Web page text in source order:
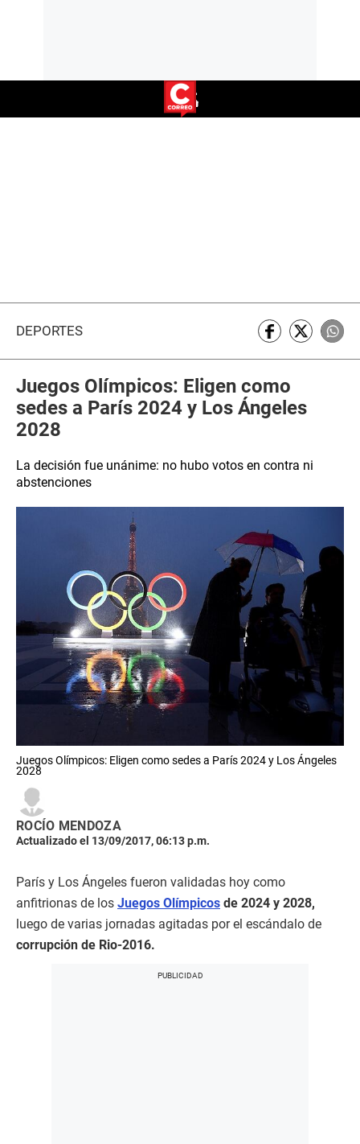
DEPORTES
Juegos Olímpicos: Eligen como
sedes a París 2024 y Los Ángeles
2028
La decisión fue unánime: no hubo votos en contra ni
abstenciones
Juegos Olímpicos: Eligen como sedes a París 2024 y Los Ángeles
2028
ROCÍO MENDOZA
Actualizado el 13/09/2017, 06:13 p.m.
París y Los Ángeles fueron validadas hoy como
anfitrionas de los Juegos Olímpicos de 2024 y 2028,
luego de varias jornadas agitadas por el escándalo de
corrupción de Rio-2016.